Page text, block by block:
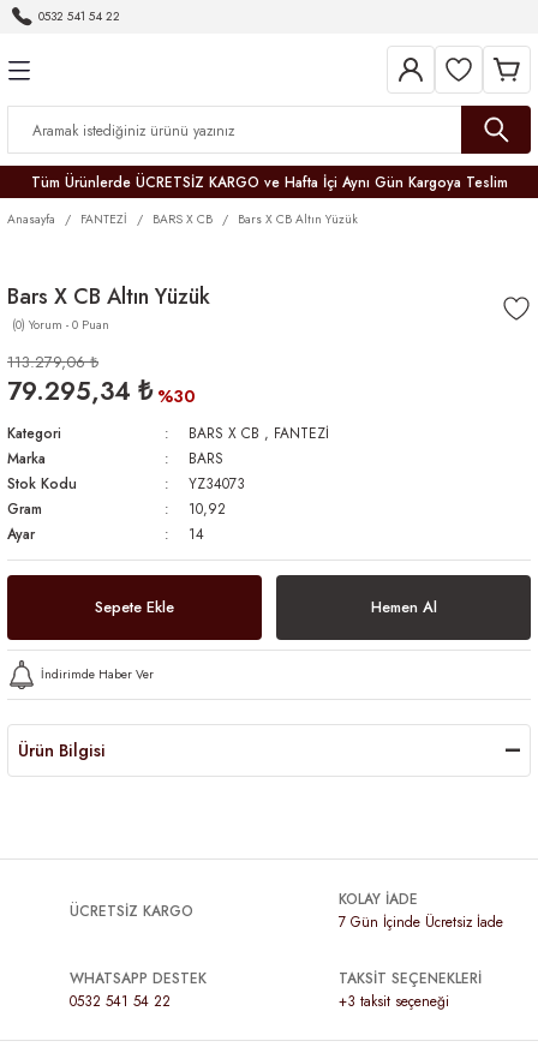
0532 541 54 22
Tüm Ürünlerde ÜCRETSİZ KARGO ve Hafta İçi Aynı Gün Kargoya Teslim
Anasayfa FANTEZİ BARS X CB Bars X CB Altın Yüzük
Bars X CB Altın Yüzük
(0) Yorum - 0 Puan
113.279,06 ₺
79.295,34 ₺ %30
Kategori BARS X CB , FANTEZİ
Marka
BARS
Stok Kodu
YZ34073
Gram
10,92
Ayar
14
Sepete Ekle Hemen Al
İndirimde Haber Ver
Ürün Bilgisi
ÜCRETSİZ KARGO
KOLAY İADE
7 Gün İçinde Ücretsiz İade
WHATSAPP DESTEK
0532 541 54 22
TAKSİT SEÇENEKLERİ
+3 taksit seçeneği